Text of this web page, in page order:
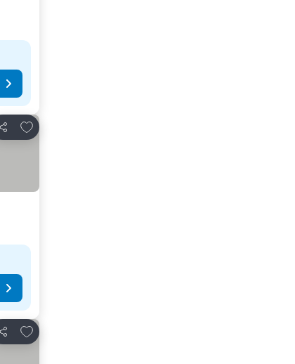
Teilen
Zu Favoriten hinzufügen
Teilen
Zu Favoriten hinzufügen